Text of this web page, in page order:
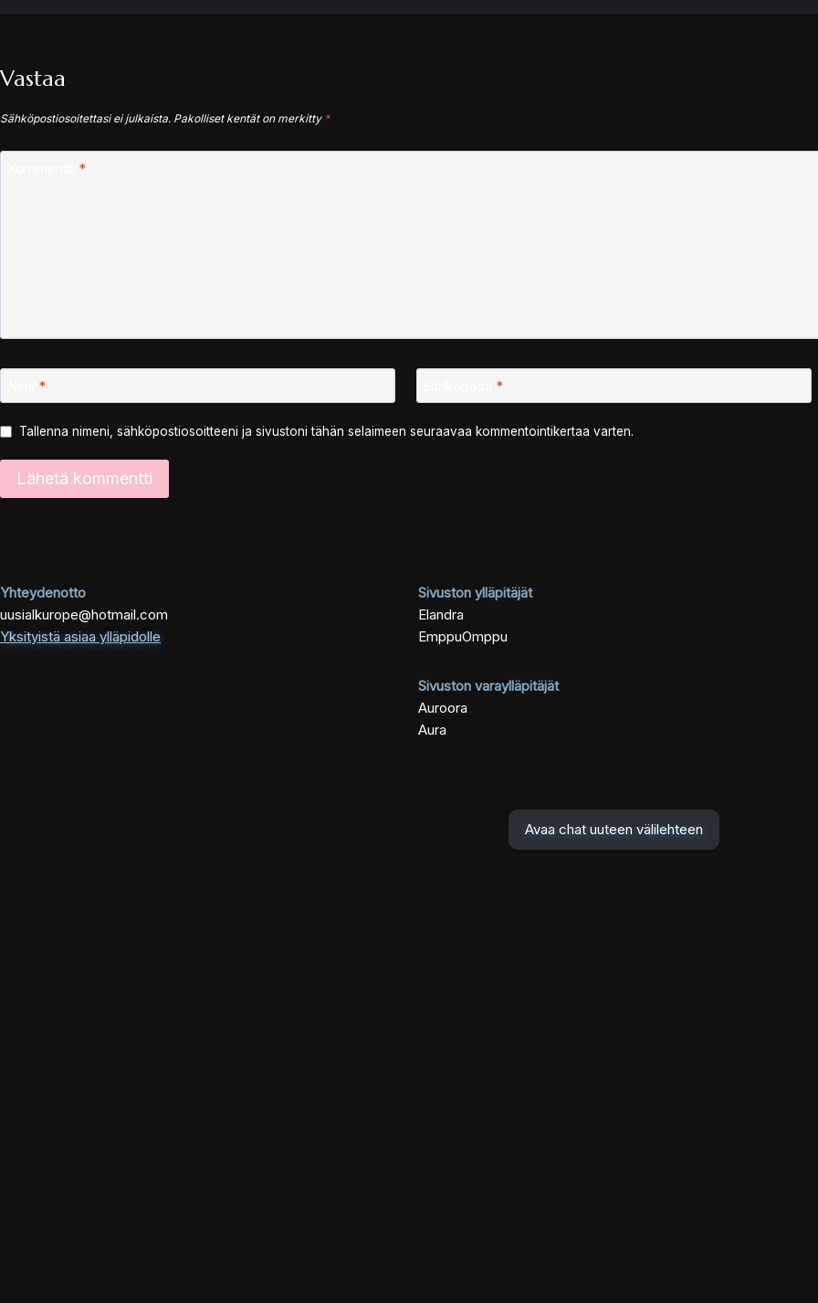
Vastaa
Sähköpostiosoitettasi ei julkaista. Pakolliset kentät on merkitty *
*
* *
Tallenna nimeni, sähköpostiosoitteeni ja sivustoni tähän selaimeen seuraavaa kommentointikertaa varten.
Yhteydenotto
uusialkurope@hotmail.com
Yksityistä asiaa ylläpidolle
Sivuston ylläpitäjät
Elandra
EmppuOmppu
Sivuston varaylläpitäjät
Auroora
Aura
Avaa chat uuteen välilehteen